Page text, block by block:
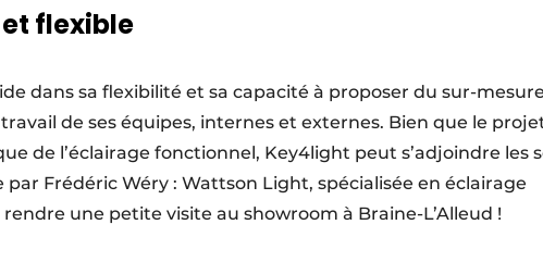
flexible
dans sa flexibilité et sa capacité à proposer du sur-
de ses équipes, internes et externes. Bien que le
de l’éclairage fonctionnel, Key4light peut s’adjoin­dre les
par Frédéric Wéry : Wattson Light, spécia­lisée en éclairage
rendre une petite visite au showroom à Braine-L’Alleud !